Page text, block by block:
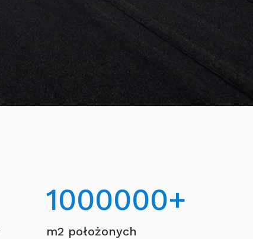
1000000+
m2 położonych